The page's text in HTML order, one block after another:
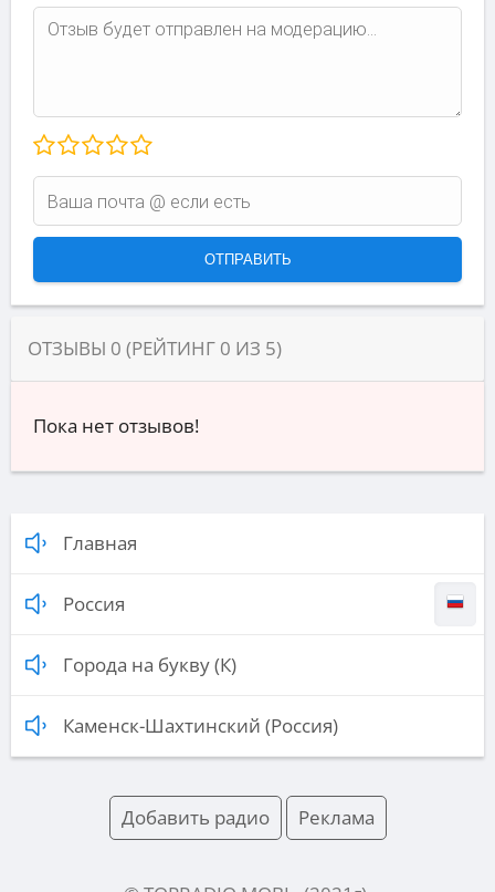
ОТЗЫВЫ 0 (РЕЙТИНГ 0 ИЗ 5)
Пока нет отзывов!
Главная
Россия
Города на букву (К)
Каменск-Шахтинский (Россия)
Добавить радио Реклама